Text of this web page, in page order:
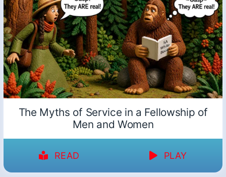
The Myths of Service in a Fellowship of
Men and Women
READ PLAY